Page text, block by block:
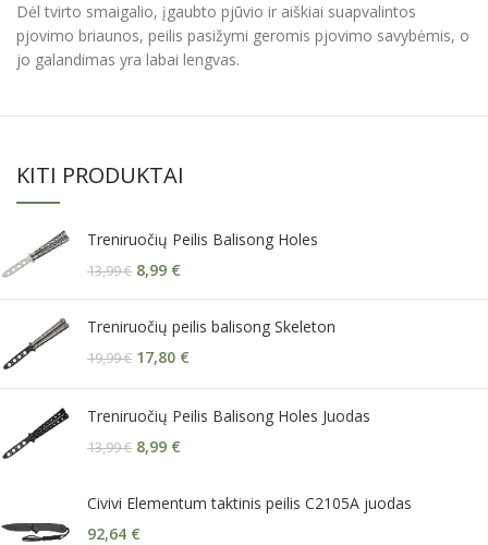
Dėl tvirto smaigalio, įgaubto pjūvio ir aiškiai suapvalintos
pjovimo briaunos, peilis pasižymi geromis pjovimo savybėmis, o
jo galandimas yra labai lengvas.
KITI PRODUKTAI
Treniruočių Peilis Balisong Holes
13,99€ 8,99 €
Treniruočių peilis balisong Skeleton
19,99€ 17,80 €
Treniruočių Peilis Balisong Holes Juodas
13,99€ 8,99 €
Civivi Elementum taktinis peilis C2105A juodas
92,64 €